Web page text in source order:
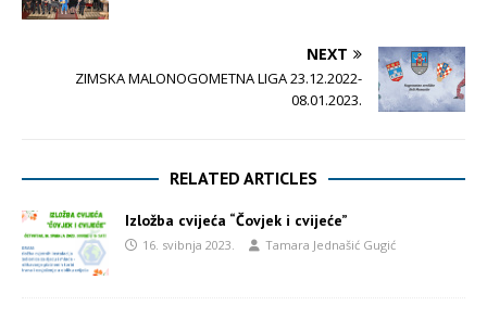
NEXT
ZIMSKA MALONOGOMETNA LIGA 23.12.2022-
08.01.2023.
RELATED ARTICLES
Izložba cvijeća “Čovjek i cvijeće”
16. svibnja 2023. Tamara Jednašić Gugić